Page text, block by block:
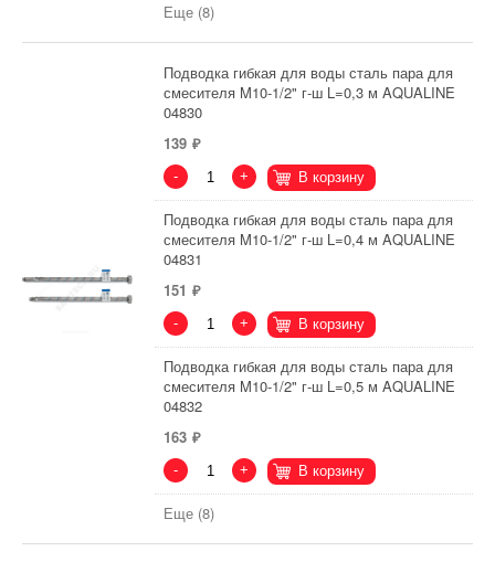
Еще (8)
Подводка гибкая для воды сталь пара для
смесителя M10-1/2" г-ш L=0,3 м AQUALINE
04830
139
- + В корзину
Подводка гибкая для воды сталь пара для
смесителя M10-1/2" г-ш L=0,4 м AQUALINE
04831
151
- + В корзину
Подводка гибкая для воды сталь пара для
смесителя M10-1/2" г-ш L=0,5 м AQUALINE
04832
163
- + В корзину
Еще (8)